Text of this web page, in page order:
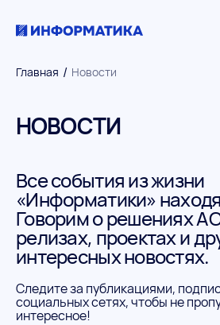
Главная / Новости
НОВОСТИ
Все события из жизни
«Информатики»
Говорим о решениях
релизах, проектах и
интересных новостях.
Следите за публикациями,
социальных сетях, чтобы не
интересное!